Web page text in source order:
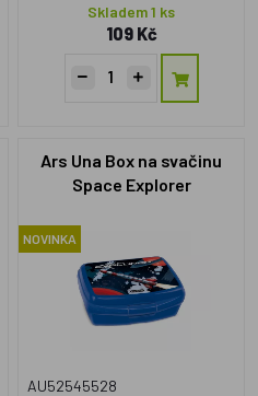
Skladem 1 ks
109 Kč
Ars Una Box na svačinu
Space Explorer
NOVINKA
AU52545528